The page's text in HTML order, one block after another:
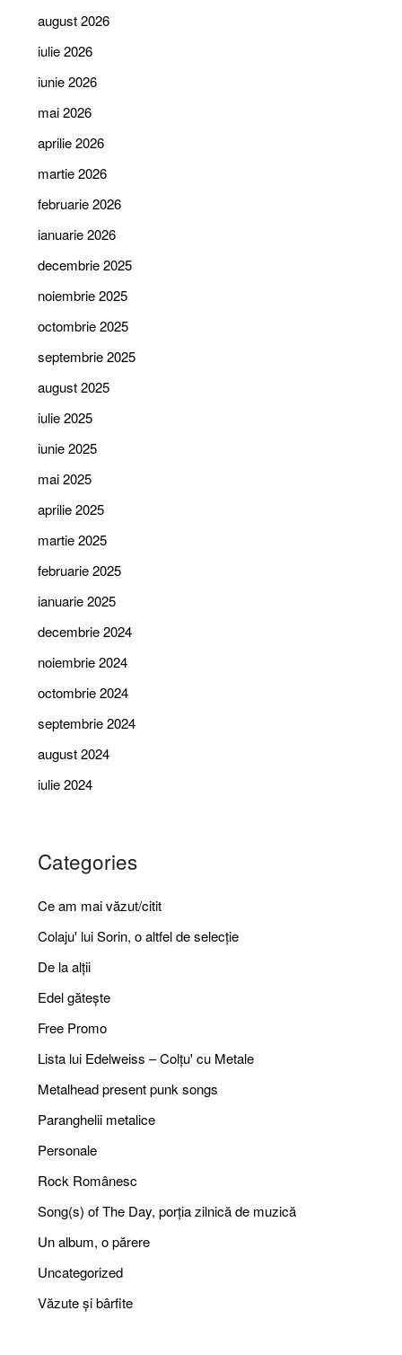
august 2026
iulie 2026
iunie 2026
mai 2026
aprilie 2026
martie 2026
februarie 2026
ianuarie 2026
decembrie 2025
noiembrie 2025
octombrie 2025
septembrie 2025
august 2025
iulie 2025
iunie 2025
mai 2025
aprilie 2025
martie 2025
februarie 2025
ianuarie 2025
decembrie 2024
noiembrie 2024
octombrie 2024
septembrie 2024
august 2024
iulie 2024
Categories
Ce am mai văzut/citit
Colaju' lui Sorin, o altfel de selecție
De la alții
Edel gătește
Free Promo
Lista lui Edelweiss – Colțu' cu Metale
Metalhead present punk songs
Paranghelii metalice
Personale
Rock Românesc
Song(s) of The Day, porția zilnică de muzică
Un album, o părere
Uncategorized
Văzute și bârfite